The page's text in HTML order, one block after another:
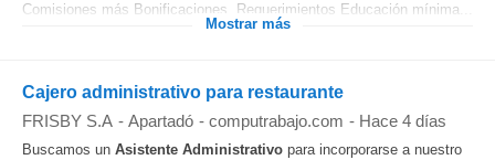
Comisiones más Bonificaciones. Requerimientos Educación mínima...
Mostrar más
Cajero administrativo para restaurante
FRISBY S.A - Apartadó - computrabajo.com - Hace 4 días
Buscamos un Asistente Administrativo para incorporarse a nuestro